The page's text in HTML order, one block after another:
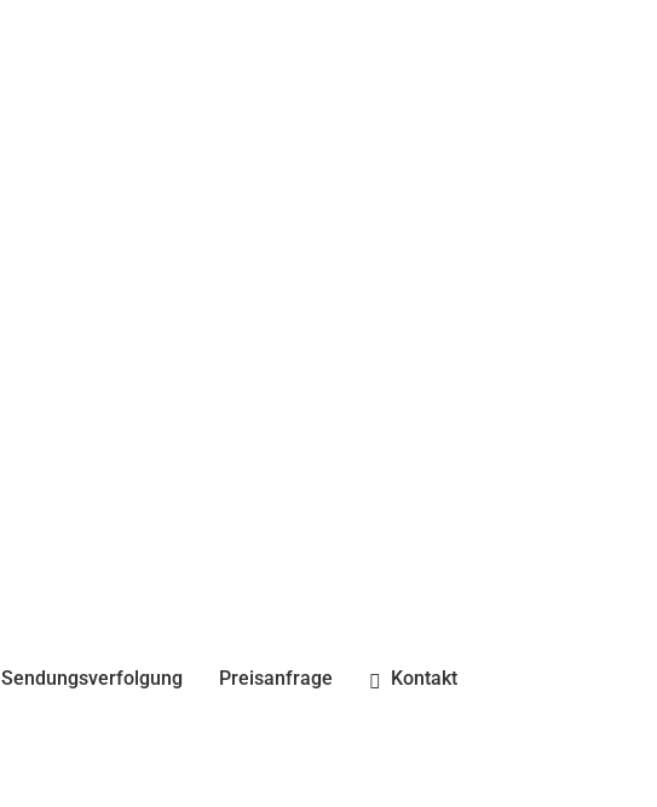
Sendungsverfolgung Preisanfrage Kontakt